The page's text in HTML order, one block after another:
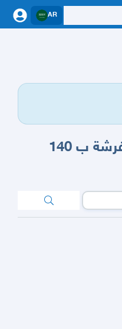
AR
سرير خشب فردين بالفرشة ب 140